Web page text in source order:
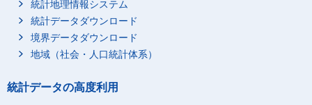
統計地理情報システム
統計データダウンロード
境界データダウンロード
地域（社会・人口統計体系）
統計データの高度利用